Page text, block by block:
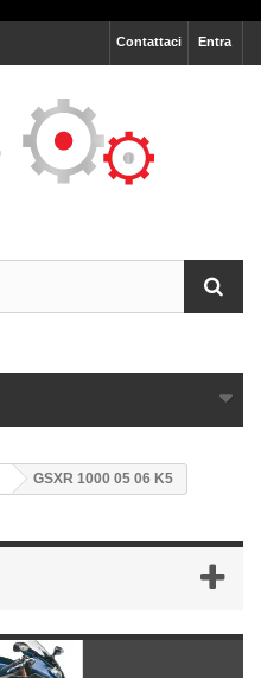
Entra
Contattaci
GSXR 1000 05 06 K5